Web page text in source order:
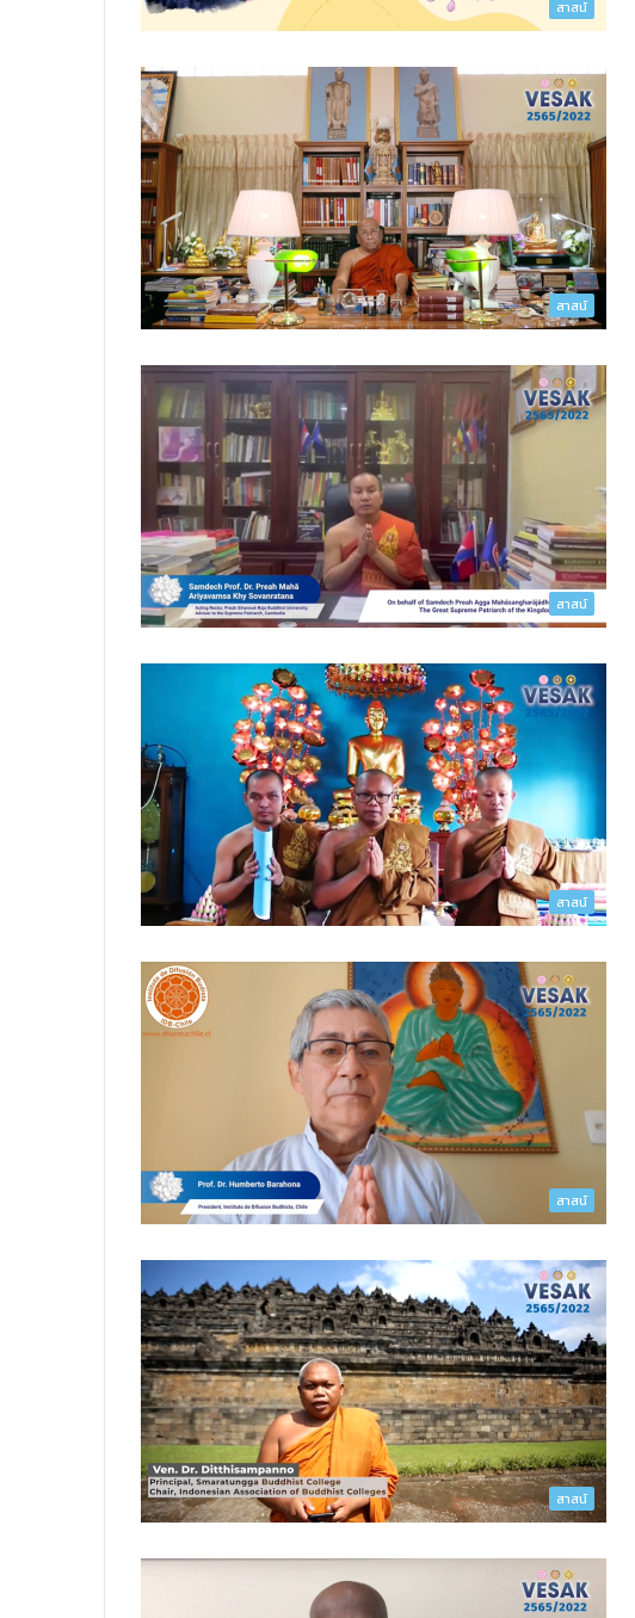
สาสน์
สาสน์
สาสน์
สาสน์
สาสน์
สาสน์